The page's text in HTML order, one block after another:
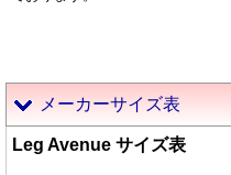
メーカーサイズ表
Leg Avenue サイズ表